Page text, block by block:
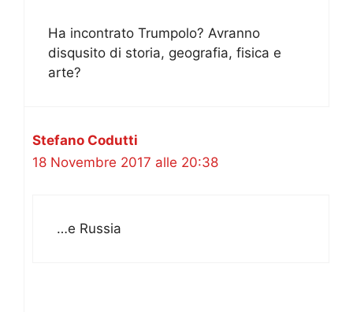
Ha incontrato Trumpolo? Avranno
disqusito di storia, geografia, fisica e
arte?
Stefano Codutti
18 Novembre 2017 alle 20:38
…e Russia